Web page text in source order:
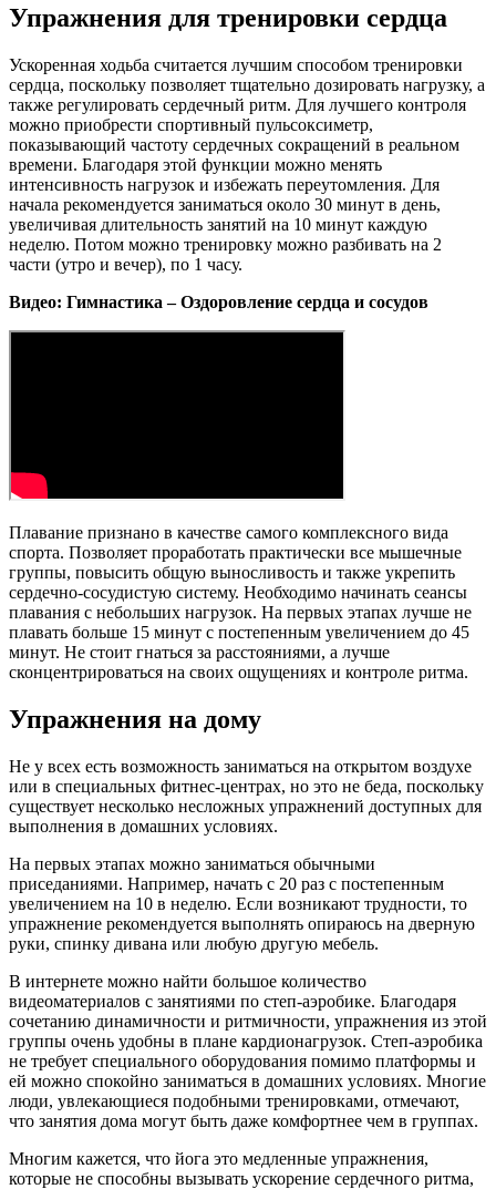
Упражнения для тренировки сердца
Ускоренная ходьба считается лучшим способом тренировки
сердца, поскольку позволяет тщательно дозировать нагрузку, а
также регулировать сердечный ритм. Для лучшего контроля
можно приобрести спортивный пульсоксиметр,
показывающий частоту сердечных сокращений в реальном
времени. Благодаря этой функции можно менять
интенсивность нагрузок и избежать переутомления. Для
начала рекомендуется заниматься около 30 минут в день,
увеличивая длительность занятий на 10 минут каждую
неделю. Потом можно тренировку можно разбивать на 2
части (утро и вечер), по 1 часу.
Видео: Гимнастика – Оздоровление сердца и сосудов
Плавание признано в качестве самого комплексного вида
спорта. Позволяет проработать практически все мышечные
группы, повысить общую выносливость и также укрепить
сердечно-сосудистую систему. Необходимо начинать сеансы
плавания с небольших нагрузок. На первых этапах лучше не
плавать больше 15 минут с постепенным увеличением до 45
минут. Не стоит гнаться за расстояниями, а лучше
сконцентрироваться на своих ощущениях и контроле ритма.
Упражнения на дому
Не у всех есть возможность заниматься на открытом воздухе
или в специальных фитнес-центрах, но это не беда, поскольку
существует несколько несложных упражнений доступных для
выполнения в домашних условиях.
На первых этапах можно заниматься обычными
приседаниями. Например, начать с 20 раз с постепенным
увеличением на 10 в неделю. Если возникают трудности, то
упражнение рекомендуется выполнять опираюсь на дверную
руки, спинку дивана или любую другую мебель.
В интернете можно найти большое количество
видеоматериалов с занятиями по степ-аэробике. Благодаря
сочетанию динамичности и ритмичности, упражнения из этой
группы очень удобны в плане кардионагрузок. Степ-аэробика
не требует специального оборудования помимо платформы и
ей можно спокойно заниматься в домашних условиях. Многие
люди, увлекающиеся подобными тренировками, отмечают,
что занятия дома могут быть даже комфортнее чем в группах.
Многим кажется, что йога это медленные упражнения,
которые не способны вызывать ускорение сердечного ритма,